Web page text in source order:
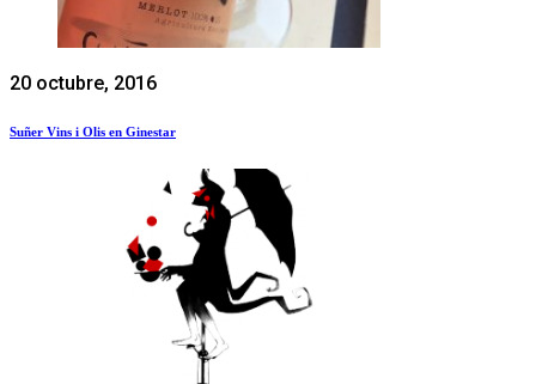
20 octubre, 2016
Suñer Vins i Olis en Ginestar